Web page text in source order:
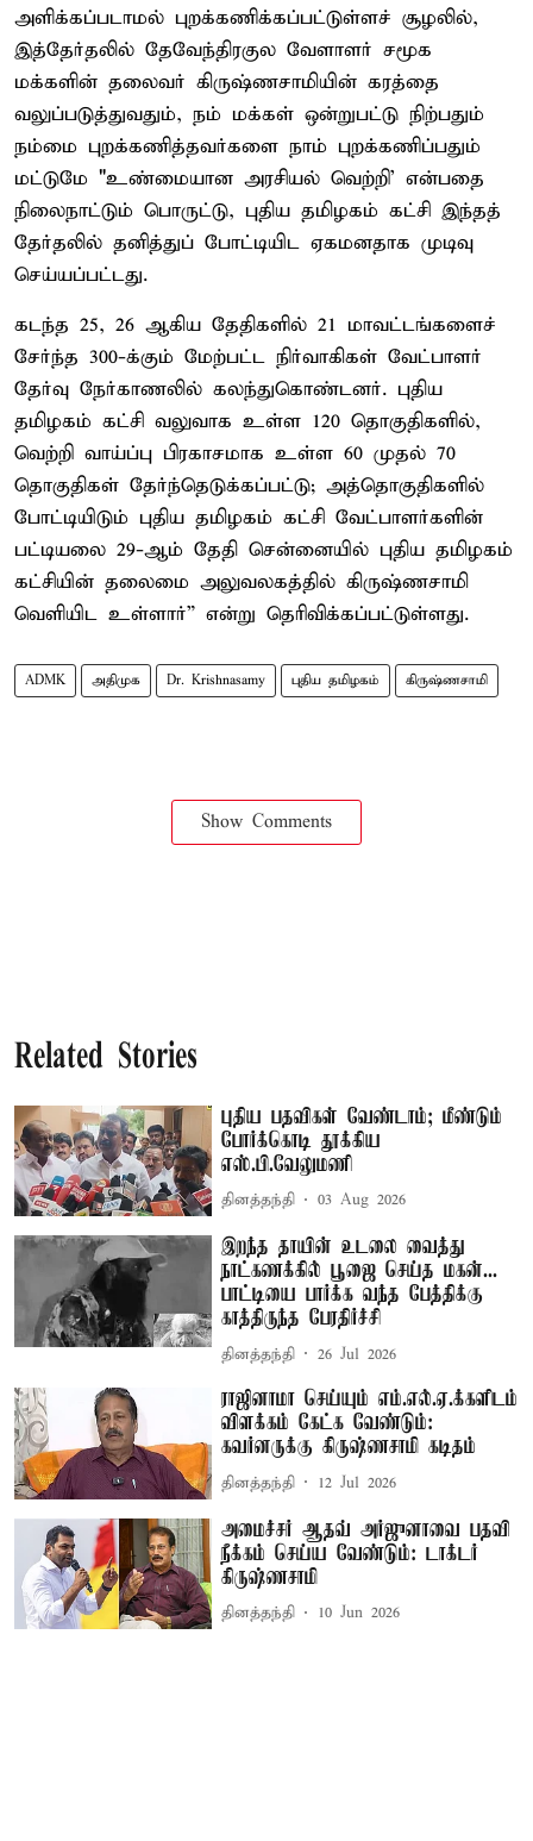
அளிக்கப்படாமல் புறக்கணிக்கப்பட்டுள்ளச் சூழலில்,
இத்தேர்தலில் தேவேந்திரகுல வேளாளர் சமூக
மக்களின் தலைவர் கிருஷ்ணசாமியின் கரத்தை
வலுப்படுத்துவதும், நம் மக்கள் ஒன்றுபட்டு நிற்பதும்
நம்மை புறக்கணித்தவர்களை நாம் புறக்கணிப்பதும்
மட்டுமே "உண்மையான அரசியல் வெற்றி' என்பதை
நிலைநாட்டும் பொருட்டு, புதிய தமிழகம் கட்சி இந்தத்
தேர்தலில் தனித்துப் போட்டியிட ஏகமனதாக முடிவு
செய்யப்பட்டது.
கடந்த 25, 26 ஆகிய தேதிகளில் 21 மாவட்டங்களைச்
சேர்ந்த 300-க்கும் மேற்பட்ட நிர்வாகிகள் வேட்பாளர்
தேர்வு நேர்காணலில் கலந்துகொண்டனர். புதிய
தமிழகம் கட்சி வலுவாக உள்ள 120 தொகுதிகளில்,
வெற்றி வாய்ப்பு பிரகாசமாக உள்ள 60 முதல் 70
தொகுதிகள் தேர்ந்தெடுக்கப்பட்டு; அத்தொகுதிகளில்
போட்டியிடும் புதிய தமிழகம் கட்சி வேட்பாளர்களின்
பட்டியலை 29-ஆம் தேதி சென்னையில் புதிய தமிழகம்
கட்சியின் தலைமை அலுவலகத்தில் கிருஷ்ணசாமி
வெளியிட உள்ளார்” என்று தெரிவிக்கப்பட்டுள்ளது.
ADMK அதிமுக Dr. Krishnasamy புதிய தமிழகம் கிருஷ்ணசாமி
Show Comments
Related Stories
புதிய பதவிகள் வேண்டாம்; மீண்டும்
போர்க்கொடி தூக்கிய
எஸ்.பி.வேலுமணி
தினத்தந்தி 03 Aug 2026
இறந்த தாயின் உடலை வைத்து
நாட்கணக்கில் பூஜை செய்த மகன்...
பாட்டியை பார்க்க வந்த பேத்திக்கு
காத்திருந்த பேரதிர்ச்சி
தினத்தந்தி 26 Jul 2026
ராஜினாமா செய்யும் எம்.எல்.ஏ.க்களிடம்
விளக்கம் கேட்க வேண்டும்:
கவர்னருக்கு கிருஷ்ணசாமி கடிதம்
தினத்தந்தி 12 Jul 2026
அமைச்சர் ஆதவ் அர்ஜுனாவை பதவி
நீக்கம் செய்ய வேண்டும்: டாக்டர்
கிருஷ்ணசாமி
தினத்தந்தி 10 Jun 2026